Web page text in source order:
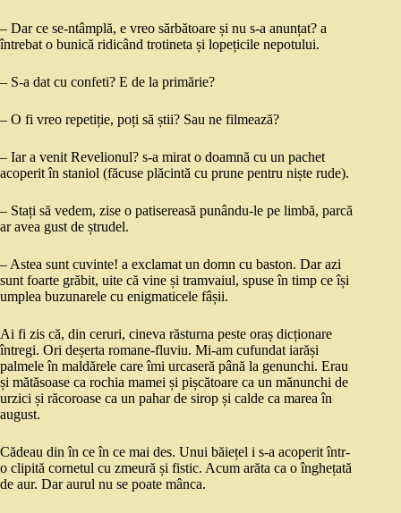
– Dar ce se-ntâmplă, e vreo sărbătoare și nu s-a anunțat? a
întrebat o bunică ridicând trotineta și lopețicile nepotului.
– S-a dat cu confeti? E de la primărie?
– O fi vreo repetiție, poți să știi? Sau ne filmează?
– Iar a venit Revelionul? s-a mirat o doamnă cu un pachet
acoperit în staniol (făcuse plăcintă cu prune pentru niște rude).
– Stați să vedem, zise o patisereasă punându-le pe limbă, parcă
ar avea gust de ștrudel.
– Astea sunt cuvinte! a exclamat un domn cu baston. Dar azi
sunt foarte grăbit, uite că vine și tramvaiul, spuse în timp ce își
umplea buzunarele cu enigmaticele fâșii.
Ai fi zis că, din ceruri, cineva răsturna peste oraș dicționare
întregi. Ori deșerta romane-fluviu. Mi-am cufundat iarăși
palmele în maldărele care îmi urcaseră până la genunchi. Erau
și mătăsoase ca rochia mamei și pișcătoare ca un mănunchi de
urzici și răcoroase ca un pahar de sirop și calde ca marea în
august.
Cădeau din în ce în ce mai des. Unui băiețel i s-a acoperit într-
o clipită cornetul cu zmeură și fistic. Acum arăta ca o înghețată
de aur. Dar aurul nu se poate mânca.